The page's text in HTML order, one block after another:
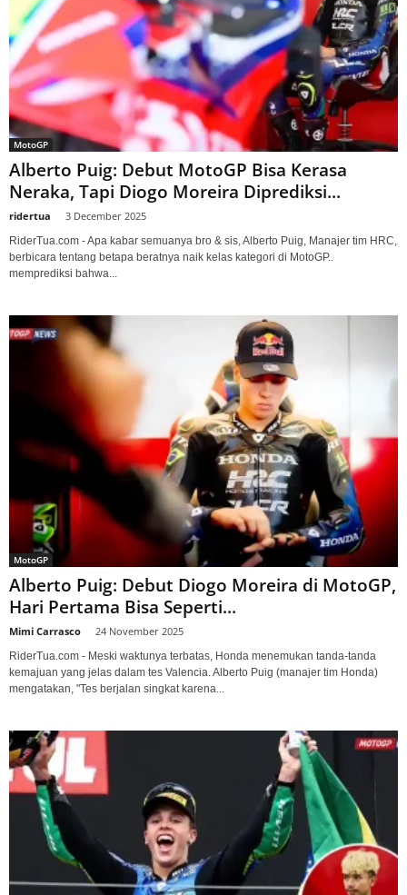
MotoGP
Alberto Puig: Debut MotoGP Bisa Kerasa
Neraka, Tapi Diogo Moreira Diprediksi...
ridertua 3 December 2025
RiderTua.com - Apa kabar semuanya bro & sis, Alberto Puig, Manajer tim HRC,
berbicara tentang betapa beratnya naik kelas kategori di MotoGP..
memprediksi bahwa...
MotoGP
Alberto Puig: Debut Diogo Moreira di MotoGP,
Hari Pertama Bisa Seperti...
Mimi Carrasco 24 November 2025
RiderTua.com - Meski waktunya terbatas, Honda menemukan tanda-tanda
kemajuan yang jelas dalam tes Valencia. Alberto Puig (manajer tim Honda)
mengatakan, "Tes berjalan singkat karena...